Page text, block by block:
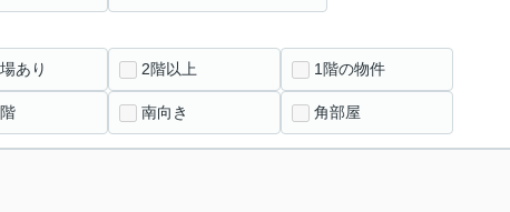
あり 2階以上 1階の物件
南向き 角部屋